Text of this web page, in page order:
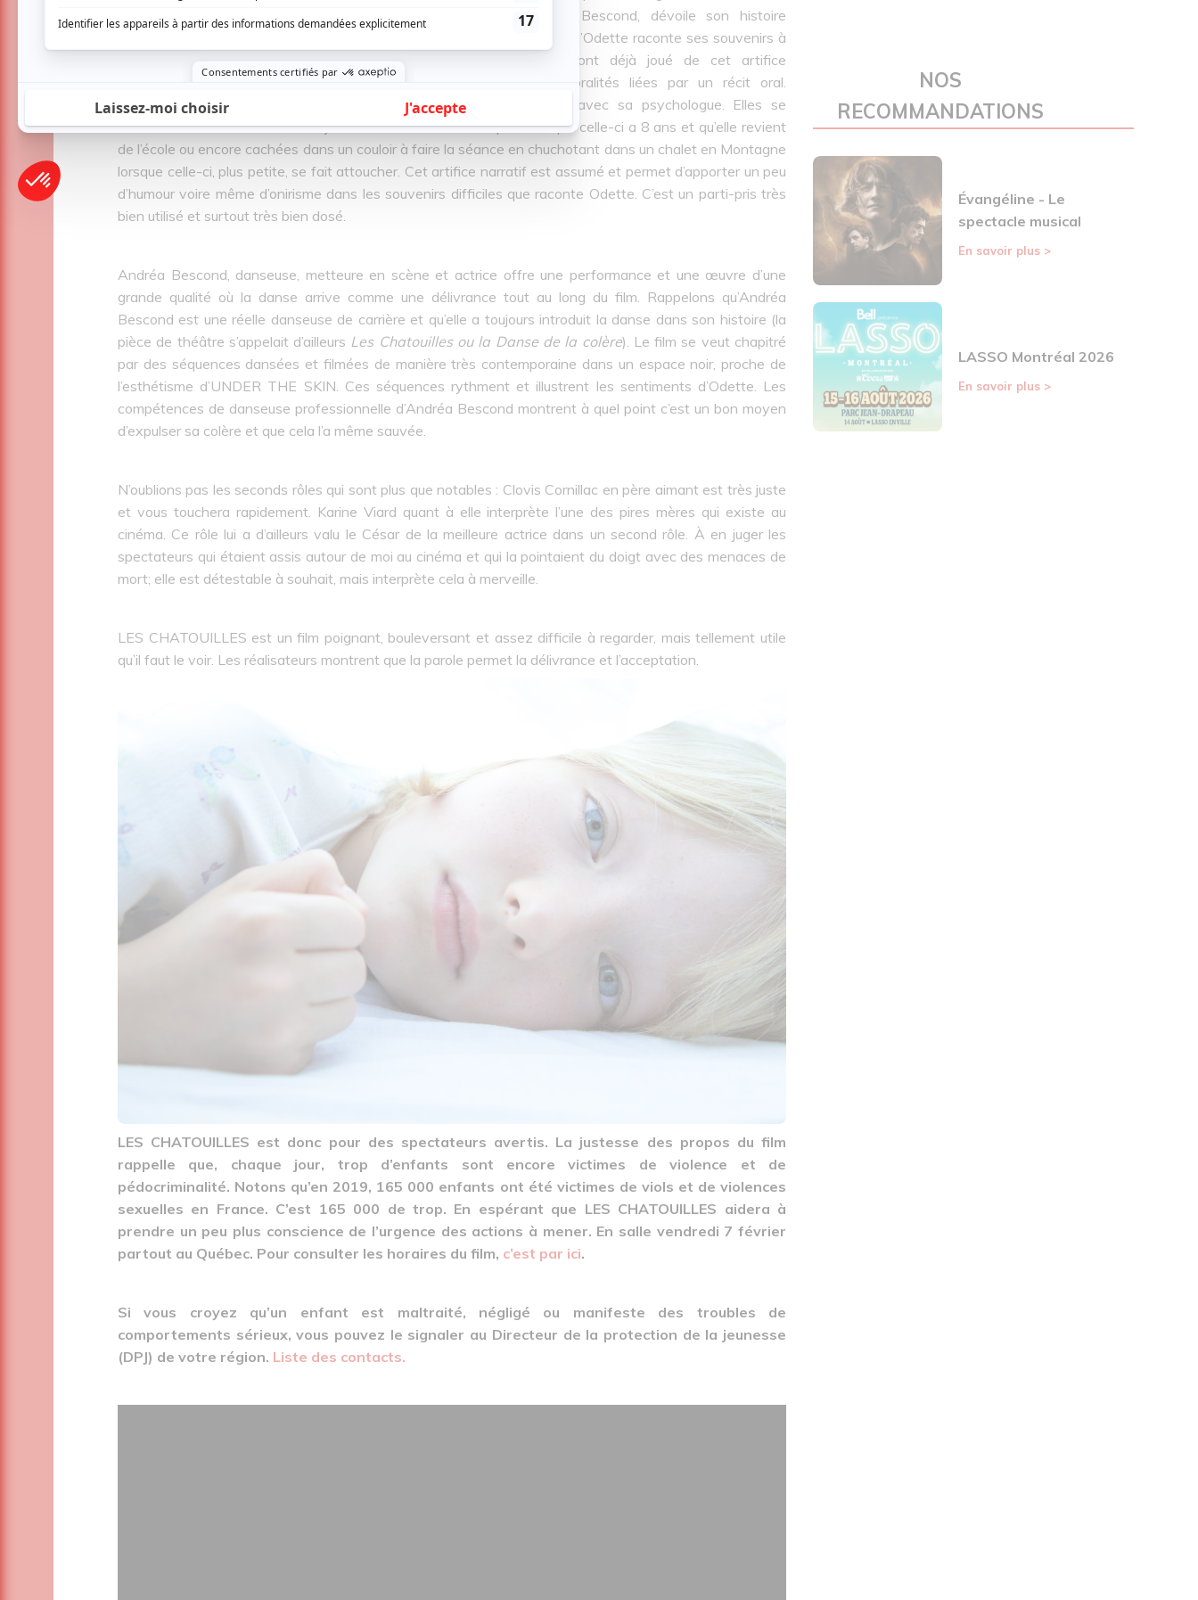
témoignage poignant, la réalisatrice et actrice principale, Andréa Bescond, dévoile son histoire
personnelle au grand jour. Le parti-pris narratif est très original : alors qu’Odette raconte ses souvenirs à
sa psychologue, nous avons accès à son récit. Plusieurs films ont déjà joué de cet artifice
cinématographique qui permet des allers-retours dans deux temporalités liées par un récit oral.
Cependant, Odette adulte vient s’introduire dans son propre récit avec sa psychologue. Elles se
retrouvent alors assises dans le jardin de la maison de son père lorsque celle-ci a 8 ans et qu’elle revient
de l’école ou encore cachées dans un couloir à faire la séance en chuchotant dans un chalet en Montagne
lorsque celle-ci, plus petite, se fait attoucher. Cet artifice narratif est assumé et permet d’apporter un peu
d’humour voire même d’onirisme dans les souvenirs difficiles que raconte Odette. C’est un parti-pris très
bien utilisé et surtout très bien dosé.
Andréa Bescond, danseuse, metteure en scène et actrice offre une performance et une œuvre d’une
grande qualité où la danse arrive comme une délivrance tout au long du film. Rappelons qu’Andréa
Bescond est une réelle danseuse de carrière et qu’elle a toujours introduit la danse dans son histoire (la
pièce de théâtre s’appelait d’ailleurs Les Chatouilles ou la Danse de la colère). Le film se veut chapitré
par des séquences dansées et filmées de manière très contemporaine dans un espace noir, proche de
l’esthétisme d’UNDER THE SKIN. Ces séquences rythment et illustrent les sentiments d’Odette. Les
compétences de danseuse professionnelle d’Andréa Bescond montrent à quel point c’est un bon moyen
d’expulser sa colère et que cela l’a même sauvée.
N’oublions pas les seconds rôles qui sont plus que notables : Clovis Cornillac en père aimant est très juste
et vous touchera rapidement. Karine Viard quant à elle interprète l’une des pires mères qui existe au
cinéma. Ce rôle lui a d’ailleurs valu le César de la meilleure actrice dans un second rôle. À en juger les
spectateurs qui étaient assis autour de moi au cinéma et qui la pointaient du doigt avec des menaces de
mort; elle est détestable à souhait, mais interprète cela à merveille.
LES CHATOUILLES est un film poignant, bouleversant et assez difficile à regarder, mais tellement utile
qu’il faut le voir. Les réalisateurs montrent que la parole permet la délivrance et l’acceptation.
LES CHATOUILLES est donc pour des spectateurs avertis. La justesse des propos du film
rappelle que, chaque jour, trop d’enfants sont encore victimes de violence et de
pédocriminalité. Notons qu’en 2019, 165 000 enfants ont été victimes de viols et de violences
sexuelles en France. C’est 165 000 de trop. En espérant que LES CHATOUILLES aidera à
prendre un peu plus conscience de l’urgence des actions à mener. En salle vendredi 7 février
partout au Québec. Pour consulter les horaires du film, c’est par ici.
Si vous croyez qu’un enfant est maltraité, négligé ou manifeste des troubles de
comportements sérieux, vous pouvez le signaler au Directeur de la protection de la jeunesse
(DPJ) de votre région. Liste des contacts.
NOS
RECOMMANDATIONS
Évangéline - Le
spectacle musical
En savoir plus >
LASSO Montréal 2026
En savoir plus >